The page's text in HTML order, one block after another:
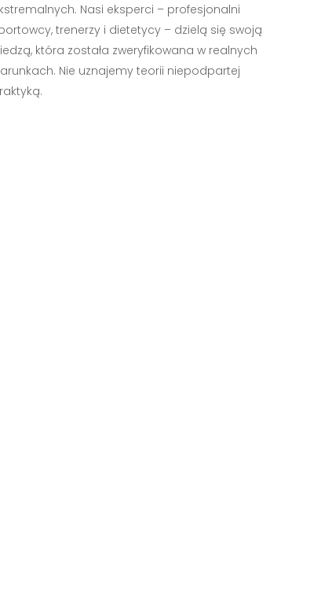
Nasi eksperci – profesjonalni
trenerzy i dietetycy – dzielą się swoją
która została zweryfikowana w realnych
Nie uznajemy teorii niepodpartej